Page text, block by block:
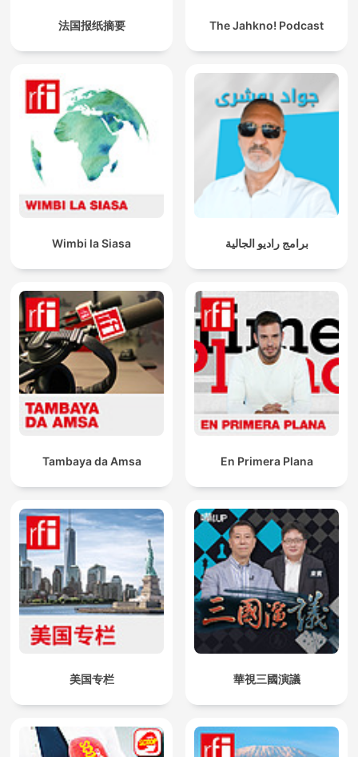
法国报纸摘要 The Jahkno! Podcast
Wimbi la Siasa برامج راديو الجالية
Tambaya da Amsa En Primera Plana
美国专栏 華視三國演議